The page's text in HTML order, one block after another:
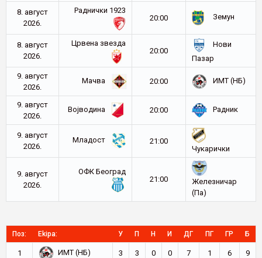
8. август
2026.
Раднички 1923
20:00
Земун
8. август
2026.
Црвена звезда
20:00
Нови
Пазар
9. август
2026.
Мачва 20:00 ИМТ (НБ)
9. август
2026.
Војводина 20:00 Радник
9. август
2026.
Младост
21:00
Чукарички
9. август
2026.
ОФК Београд
21:00
Железничар
(Па)
Поз: Ekipa: У П Н И ДГ ПГ ГР Б
1 ИМТ (НБ) 3 3 0 0 7 1 6 9